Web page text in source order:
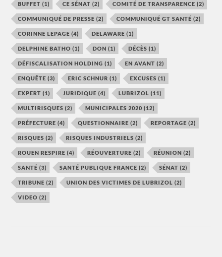
BUFFET (1) CE SÉNAT (2) COMITÉ DE TRANSPARENCE (2)
COMMUNIQUÉ DE PRESSE (2) COMMUNIQUÉ GT SANTÉ (2)
CORINNE LEPAGE (4) DELAWARE (1)
DELPHINE BATHO (1) DON (1) DÉCÈS (1)
DÉFISCALISATION HOLDING (1) EN AVANT (2)
ENQUÊTE (3) ERIC SCHNUR (1) EXCUSES (1)
EXPERT (1) JURIDIQUE (4) LUBRIZOL (11)
MULTIRISQUES (2) MUNICIPALES 2020 (12)
PRÉFECTURE (4) QUESTIONNAIRE (2) REPORTAGE (2)
RISQUES (2) RISQUES INDUSTRIELS (2)
ROUEN RESPIRE (4) RÉOUVERTURE (2) RÉUNION (2)
SANTÉ (3) SANTÉ PUBLIQUE FRANCE (2) SÉNAT (2)
TRIBUNE (2) UNION DES VICTIMES DE LUBRIZOL (2)
VIDEO (2)